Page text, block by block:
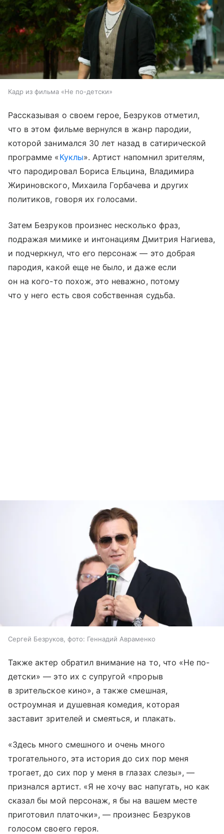
Кадр из фильма «Не по-детски»
Рассказывая о своем герое, Безруков отметил,
что в этом фильме вернулся в жанр пародии,
которой занимался 30 лет назад в сатирической
программе «Куклы». Артист напомнил зрителям,
что пародировал Бориса Ельцина, Владимира
Жириновского, Михаила Горбачева и других
политиков, говоря их голосами.
Затем Безруков произнес несколько фраз,
подражая мимике и интонациям Дмитрия Нагиева,
и подчеркнул, что его персонаж — это добрая
пародия, какой еще не было, и даже если
он на кого-то похож, это неважно, потому
что у него есть своя собственная судьба.
Сергей Безруков, фото: Геннадий Авраменко
Также актер обратил внимание на то, что «Не по-
детски» — это их с супругой «прорыв
в зрительское кино», а также смешная,
остроумная и душевная комедия, которая
заставит зрителей и смеяться, и плакать.
«Здесь много смешного и очень много
трогательного, эта история до сих пор меня
трогает, до сих пор у меня в глазах слезы», —
признался артист. «Я не хочу вас напугать, но как
сказал бы мой персонаж, я бы на вашем месте
приготовил платочки», — произнес Безруков
голосом своего героя.